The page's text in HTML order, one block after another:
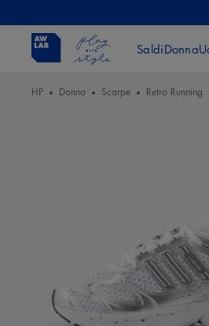
SaldiDonna
HP Donna Scarpe Retro Running